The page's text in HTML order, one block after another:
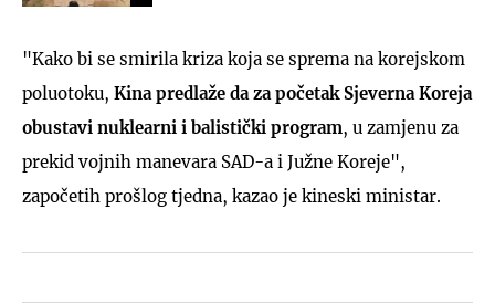
"Kako bi se smirila kriza koja se sprema na korejskom
poluotoku, Kina predlaže da za početak Sjeverna Koreja
obustavi nuklearni i balistički program, u zamjenu za
prekid vojnih manevara SAD-a i Južne Koreje",
započetih prošlog tjedna, kazao je kineski ministar.